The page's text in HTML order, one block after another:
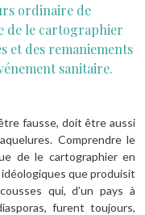
ordinaire de
de le cartographier
et des remaniements
sanitaire.
fausse, doit être aussi
Comprendre le
de le cartographier en
que produisit
qui, d’un pays à
furent toujours,